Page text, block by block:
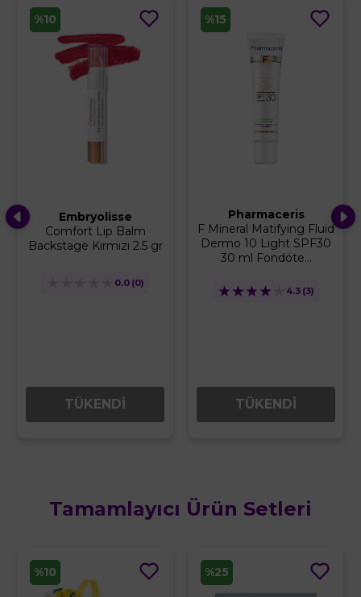
%10
Embryolisse
Comfort Lip Balm
Backstage Kırmızı 2.5 gr
0.0 (0)
TÜKENDİ
%15
Pharmaceris
F Mineral Matifying Fluid
Dermo 10 Light SPF30
30 ml Fondöte...
★
★
★
★ 4.3 (3)
TÜKENDİ
Tamamlayıcı Ürün Setleri
%10 %25